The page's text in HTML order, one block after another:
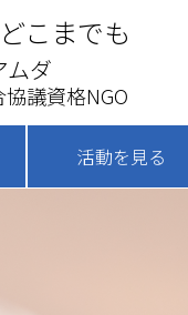
こまでも
ムダ
議資格NGO
活動を見る